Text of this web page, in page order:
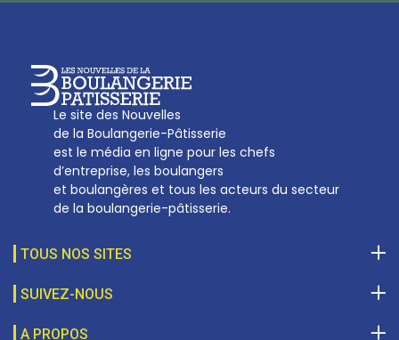
Le site des Nouvelles
de la Boulangerie-Pâtisserie
est le média en ligne pour les chefs
d’entreprise, les boulangers
et boulangères et tous les acteurs du secteur
de la boulangerie-pâtisserie.
TOUS NOS SITES
SUIVEZ-NOUS
A PROPOS